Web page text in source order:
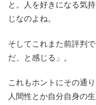
と。人を好きになる気
じなのよね。
そしてこれまた前評判
だ、と感じる」。
これもホントにその通
人間性とか自分自身の